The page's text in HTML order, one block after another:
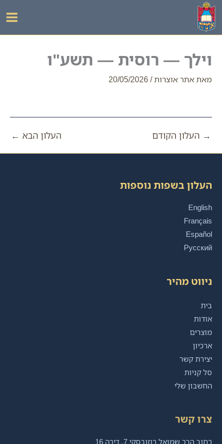
דילוג
לתוכן
וילך — רוסית — תשע"ו
מאתאתר אוצרות/
20/05/2026
→ העלון הקודם העלון הבא ←
העלון בשפות נוספות
English
Français
Español
Русский
ניווט מהיר
בית
אודות
מוצרים
ארכיון
יצירת קשר
סל קניות
החשבון שלי
צרו קשר
רחוב הרב שמואל רוזובסקי 7, דירה 16